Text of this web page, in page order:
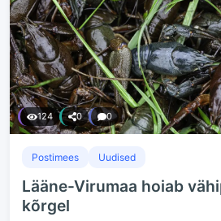
124 0 0
Postimees Uudised
Lääne-Virumaa hoiab
kõrgel